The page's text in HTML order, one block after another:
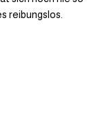
reibungslos.